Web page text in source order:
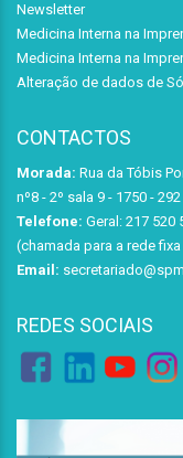
Newsletter
Medicina Interna na
Medicina Interna na
Alteração de dados de
CONTACTOS
Morada: Rua da Tóbis
nº8 - 2º sala 9 - 1750 -
Telefone: Geral: 217 520
(chamada para a rede
Email:
REDES SOCIAIS